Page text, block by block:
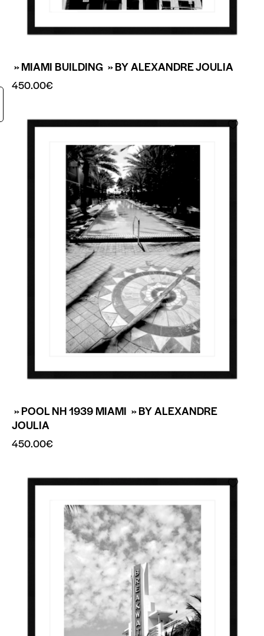
» MIAMI BUILDING » BY ALEXANDRE JOULIA
450.00€
» POOL NH 1939 MIAMI » BY ALEXANDRE
JOULIA
450.00€